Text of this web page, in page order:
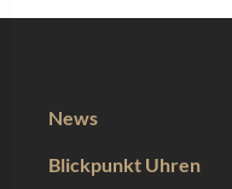
News
Blickpunkt Uhren